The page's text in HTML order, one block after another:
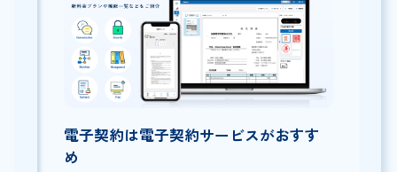
電子契約は電子契約サービスがおすす
め